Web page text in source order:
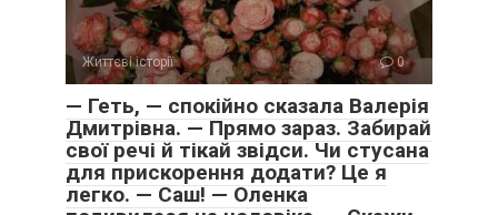
Життєві історії 0
— Геть, — спокійно сказала Валерія
Дмитрівна. — Прямо зараз. Забирай
свої речі й тікай звідси. Чи стусана
для прискорення додати? Це я
легко. — Саш! — Оленка